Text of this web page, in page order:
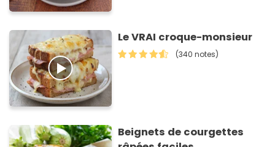
Le VRAI croque-monsieur
(340 notes)
Beignets de courgettes